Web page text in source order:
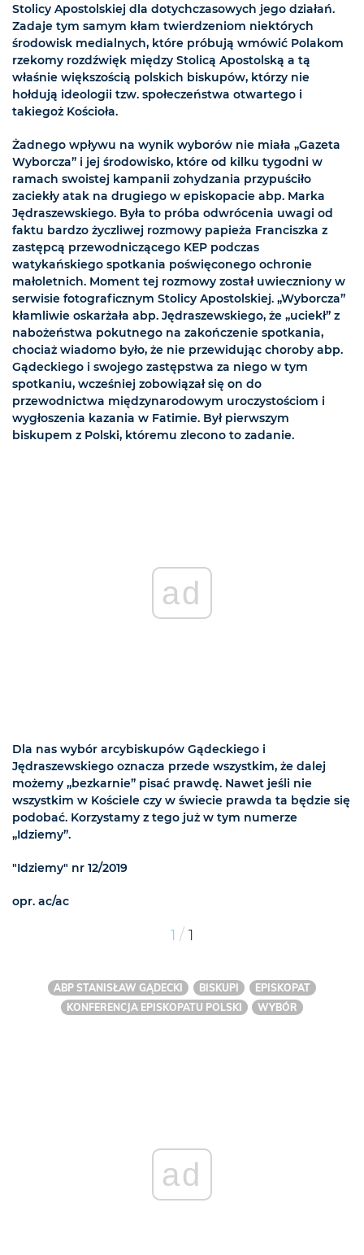
Stolicy Apostolskiej dla dotychczasowych jego działań.
Zadaje tym samym kłam twierdzeniom niektórych
środowisk medialnych, które próbują wmówić Polakom
rzekomy rozdźwięk między Stolicą Apostolską a tą
właśnie większością polskich biskupów, którzy nie
hołdują ideologii tzw. społeczeństwa otwartego i
takiegoż Kościoła.
Żadnego wpływu na wynik wyborów nie miała „Gazeta
Wyborcza” i jej środowisko, które od kilku tygodni w
ramach swoistej kampanii zohydzania przypuściło
zaciekły atak na drugiego w episkopacie abp. Marka
Jędraszewskiego. Była to próba odwrócenia uwagi od
faktu bardzo życzliwej rozmowy papieża Franciszka z
zastępcą przewodniczącego KEP podczas
watykańskiego spotkania poświęconego ochronie
małoletnich. Moment tej rozmowy został uwieczniony w
serwisie fotograficznym Stolicy Apostolskiej. „Wyborcza”
kłamliwie oskarżała abp. Jędraszewskiego, że „uciekł” z
nabożeństwa pokutnego na zakończenie spotkania,
chociaż wiadomo było, że nie przewidując choroby abp.
Gądeckiego i swojego zastępstwa za niego w tym
spotkaniu, wcześniej zobowiązał się on do
przewodnictwa międzynarodowym uroczystościom i
wygłoszenia kazania w Fatimie. Był pierwszym
biskupem z Polski, któremu zlecono to zadanie.
ad
Dla nas wybór arcybiskupów Gądeckiego i
Jędraszewskiego oznacza przede wszystkim, że dalej
możemy „bezkarnie” pisać prawdę. Nawet jeśli nie
wszystkim w Kościele czy w świecie prawda ta będzie się
podobać. Korzystamy z tego już w tym numerze
„Idziemy”.
"Idziemy" nr 12/2019
opr. ac/ac
1 / 1
ABP STANISŁAW GĄDECKI BISKUPI
EPISKOPAT
KONFERENCJA EPISKOPATU POLSKI
WYBÓR
ad